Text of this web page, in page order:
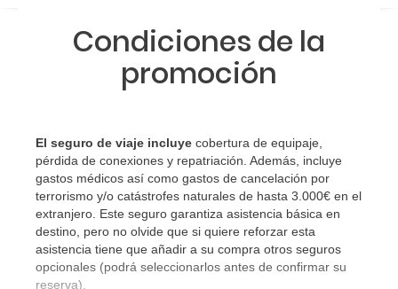
Al realizar la reserva, uno de los servicios ha
quedado de pendiente de confirmación ¿Cómo
¿Cómo sé si hay plazas disponibles en el viaje que
quiero al hacer mi solicitud de reserva?
Si tengo los traslados incluidos, ¿dónde debo
dirigirme?
¿Incluye algún seguro de viaje mi reserva?
Condiciones de la
promoción
El seguro de viaje incluye cobertura de equipaje,
pérdida de conexiones y repatriación. Además, incluye
gastos médicos así como gastos de cancelación por
terrorismo y/o catástrofes naturales de hasta 3.000€ en el
extranjero. Este seguro garantiza asistencia básica en
destino, pero no olvide que si quiere reforzar esta
asistencia tiene que añadir a su compra otros seguros
opcionales (podrá seleccionarlos antes de confirmar su
reserva).